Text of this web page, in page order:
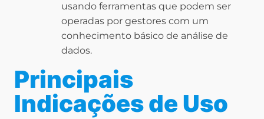
usando ferramentas que podem ser
operadas por gestores com um
conhecimento básico de análise de
dados.
Principais
Indicações de Uso